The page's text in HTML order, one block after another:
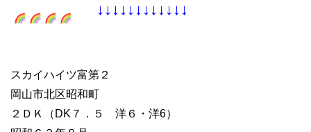
↓↓↓↓↓↓↓↓↓↓↓↓
スカイハイツ富第２
岡山市北区昭和町
２ＤＫ（DK７．５ 洋６・洋6）